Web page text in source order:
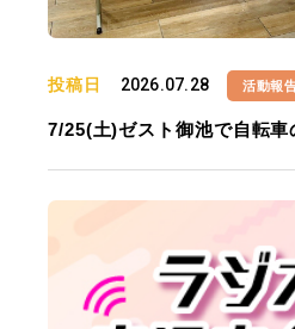
投稿日 2026.07.28 活動報
7/25(土)ゼスト御池で自転車